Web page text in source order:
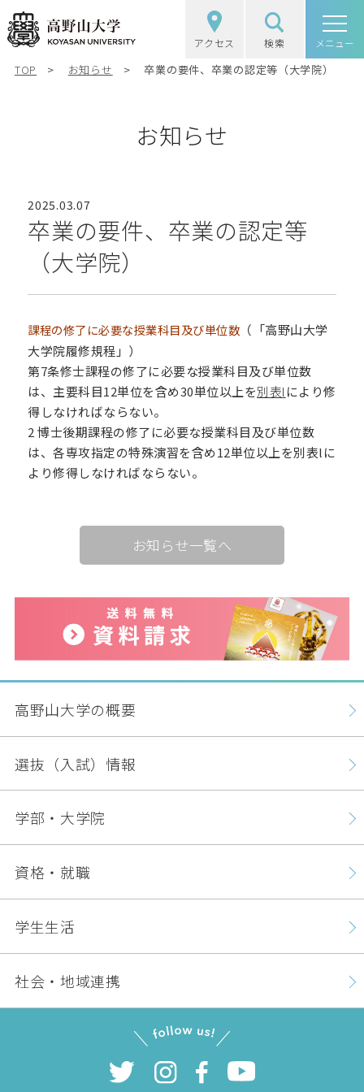
アクセス
検索
メニュー
高野山大学の概要
選抜（入試）情報
図書館・研究
学生生活
受験生の方
卒業生の方 保護者の方
企業・一般の方 WebClass
資料請求 WEBパンフレット
ご支援をお考えの方へ Language
TOP お知らせ 卒業の要件、卒業の認定等（大学院）
お知らせ
2025.03.07
卒業の要件、卒業の認定等
（大学院）
課程の修了に必要な授業科目及び単位数（「高野山大学
大学院履修規程」）
第7条修士課程の修了に必要な授業科目及び単位数
は、主要科目12単位を含め30単位以上を別表l により修
得しなければならない。
2 博士後期課程の修了に必要な授業科目及び単位数
は、各専攻指定の特殊演習を含め12単位以上を別表lに
より修得しなければならない。
お知らせ一覧へ
高野山大学の概要
選抜（入試）情報
学部・大学院
資格・就職
学生生活
社会・地域連携